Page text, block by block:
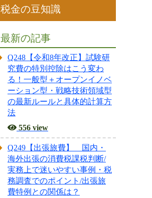
税金の豆知識
最新の記事
Q248【令和8年改正】試験研
究費の特別控除はこう変わ
る！一般型＋オープンイノベ
ーション型・戦略技術領域型
の最新ルールと具体的計算方
法
556 view
Q249【出張旅費】 国内・
海外出張の消費税課税判断/
実務上で迷いやすい事例・税
務調査でのポイント/出張旅
費特例との関係は？